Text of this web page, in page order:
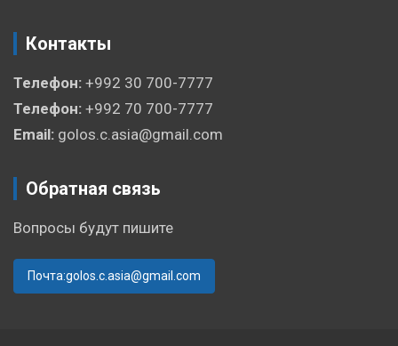
Контакты
Телефон: +992 30 700-7777
Телефон: +992 70 700-7777
Email: golos.c.asia@gmail.com
Обратная связь
Вопросы будут пишите
Почта:golos.c.asia@gmail.com